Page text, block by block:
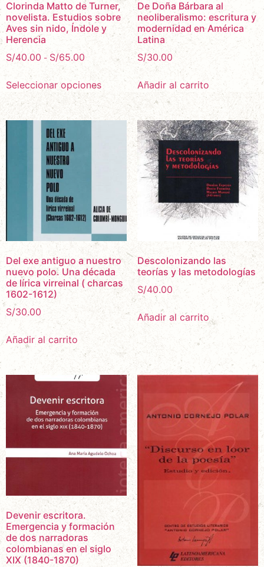
Clorinda Matto de Turner,
novelista. Estudios sobre
Aves sin nido, Índole y
Herencia
S/40.00 - S/65.00
Seleccionar opciones
De Doña Bárbara al
neoliberalismo: escritura y
modernidad en América
Latina
S/30.00
Añadir al carrito
Del exe antiguo a nuestro
nuevo polo. Una década
de lírica virreinal ( charcas
1602-1612)
S/30.00
Añadir al carrito
Descolonizando las
teorías y las metodologías
S/40.00
Añadir al carrito
Devenir escritora.
Emergencia y formación
de dos narradoras
colombianas en el siglo
XIX (1840-1870)